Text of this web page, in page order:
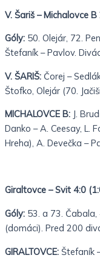
V. Šariš – Michalovce
Góly: 50. Olejár, 72.
Štefaník – Pavlov.
V. ŠARIŠ: Čorej –
Štofko, Olejár (70.
MICHALOVCE B: J.
Danko – A. Ceesay, L.
Hreha), A. Devečka –
Giraltovce – Svit 4:0
Góly: 53. a 73. Čabala,
(domáci). Pred 200
GIRALTOVCE: Štefaník